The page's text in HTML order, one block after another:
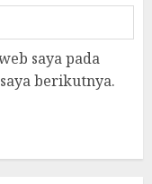
saya pada
berikutnya.